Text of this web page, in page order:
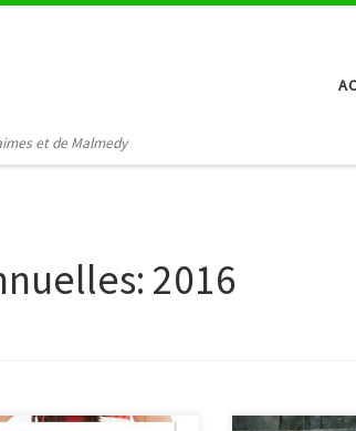
et de Malmedy
2016